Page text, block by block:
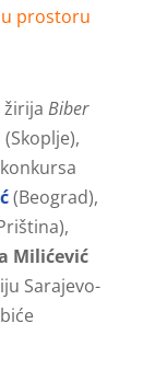
prostoru
žirija Biber
(Skoplje),
(Beograd),
Milićević
Sarajevo-